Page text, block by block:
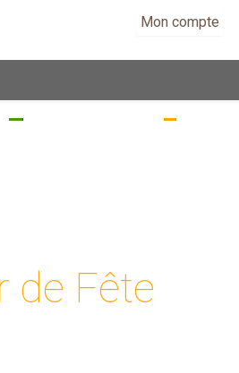
Mon compte
de Fête